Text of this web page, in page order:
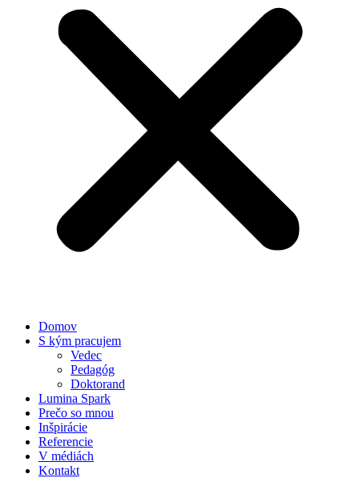
Domov
S kým pracujem
Vedec
Pedagóg
Doktorand
Lumina Spark
Prečo so mnou
Inšpirácie
Referencie
V médiách
Kontakt